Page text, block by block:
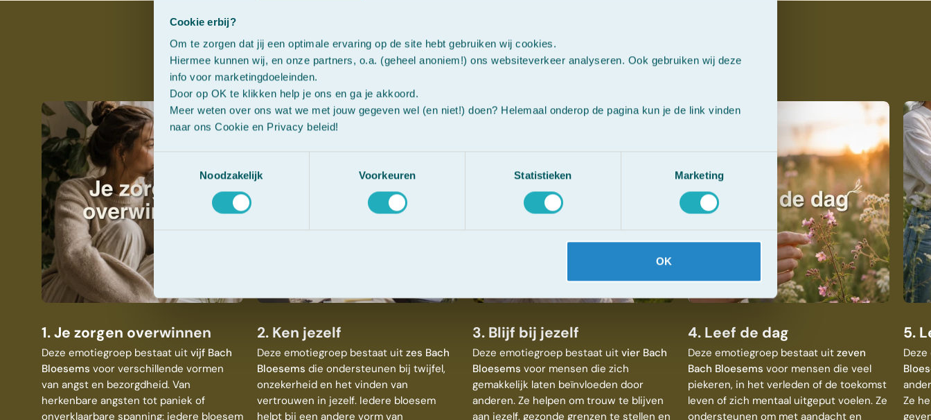
Cookie erbij?
Om te zorgen dat jij een optimale ervaring op de site hebt gebruiken wij cookies.
Hiermee kunnen wij, en onze partners, o.a. (geheel anoniem!) ons websiteverkeer analyseren. Ook gebruiken wij deze
info voor marketingdoeleinden.
Door op OK te klikken help je ons en ga je akkoord.
Meer weten over ons wat we met jouw gegeven wel (en niet!) doen? Helemaal onderop de pagina kun je de link vinden
naar ons Cookie en Privacy beleid!
Toestemmingsselectie
Noodzakelijk
Voorkeuren Statistieken Marketing
OK
De 7 emotiegroepen van de Bach Bloesems
1. Je zorgen overwinnen
Deze emotiegroep bestaat uit vijf Bach
Bloesems voor verschillende vormen
van angst en bezorgdheid. Van
herkenbare angsten tot paniek of
onverklaarbare spanning: iedere bloesem
2. Ken jezelf
Deze emotiegroep bestaat uit zes Bach
Bloesems die ondersteunen bij twijfel,
onzekerheid en het vinden van
vertrouwen in jezelf. Iedere bloesem
helpt bij een andere vorm van
3. Blijf bij jezelf
Deze emotiegroep bestaat uitvier Bach
Bloesems voor mensen die zich
gemakkelijk laten beïnvloeden door
anderen. Ze helpen om trouw te blijven
aan jezelf, gezonde grenzen te stellen en
4. Leef de dag
Deze emotiegroep bestaat uitzeven
Bach Bloesems voor mensen die veel
piekeren, in het verleden of de toekomst
leven of zich mentaal uitgeput voelen. Ze
ondersteunen om met aandacht en
5.
Ze